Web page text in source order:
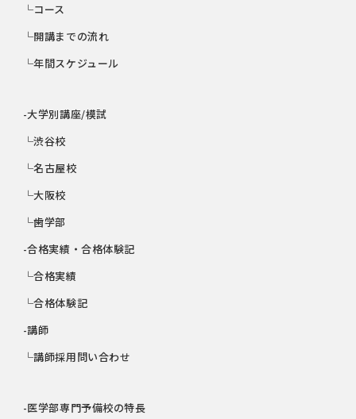
└コース
└開講までの流れ
└年間スケジュール
-大学別講座/模試
└渋谷校
└名古屋校
└大阪校
└歯学部
-合格実績・合格体験記
└合格実績
└合格体験記
-講師
└講師採用問い合わせ
-医学部専門予備校の特長